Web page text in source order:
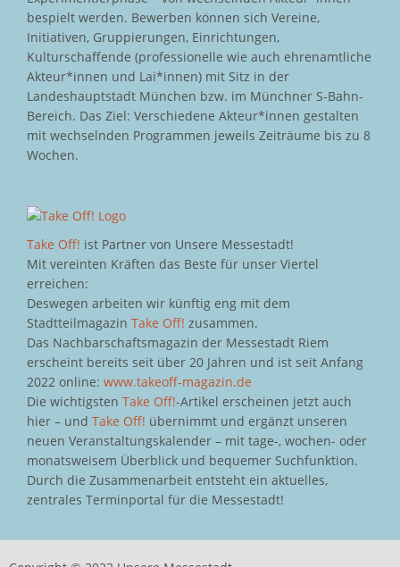
bespielt werden. Bewerben können sich Vereine,
Initiativen, Gruppierungen, Einrichtungen,
Kulturschaffende (professionelle wie auch ehrenamtliche
Akteur*innen und Lai*innen) mit Sitz in der
Landeshauptstadt München bzw. im Münchner S-Bahn-
Bereich. Das Ziel: Verschiedene Akteur*innen gestalten
mit wechselnden Programmen jeweils Zeiträume bis zu 8
Wochen.
Take Off! ist Partner von Unsere Messestadt!
Mit vereinten Kräften das Beste für unser Viertel
erreichen:
Deswegen arbeiten wir künftig eng mit dem
Stadtteilmagazin Take Off! zusammen.
Das Nachbarschaftsmagazin der Messestadt Riem
erscheint bereits seit über 20 Jahren und ist seit Anfang
2022 online: www.takeoff-magazin.de
Die wichtigsten Take Off!-Artikel erscheinen jetzt auch
hier – und Take Off! übernimmt und ergänzt unseren
neuen Veranstaltungskalender – mit tage-, wochen- oder
monatsweisem Überblick und bequemer Suchfunktion.
Durch die Zusammenarbeit entsteht ein aktuelles,
zentrales Terminportal für die Messestadt!